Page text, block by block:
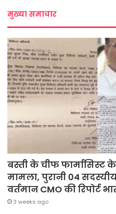
मुख्या समाचार
बस्ती के चीफ फार्मासिस्ट के
मामला, पुरानी 04
वर्तमान CMO की रिपोर्ट
3 weeks ago